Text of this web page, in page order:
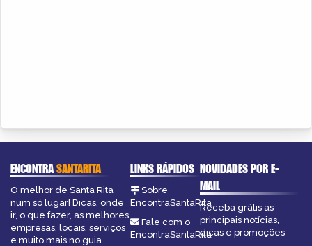
ENCONTRASANTARITA
O melhor de Santa Rita
num só lugar! Dicas, onde
ir, o que fazer, as melhores
empresas, locais, serviços
e muito mais no guia
LINKS RÁPIDOS
Sobre
EncontraSantaRita
Fale com o
EncontraSantaRita
NOVIDADES POR E-
MAIL
Receba grátis as
principais notícias,
dicas e promoções